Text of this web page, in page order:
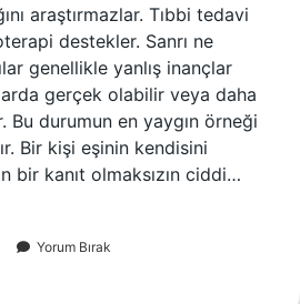
araştırmazlar. Tıbbi tedavi
destekler. Sanrı ne
genellikle yanlış inançlar
gerçek olabilir veya daha
Bu durumun en yaygın örneği
Bir kişi eşinin kendisini
bir kanıt olmaksızın ciddi…
Yorum Bırak